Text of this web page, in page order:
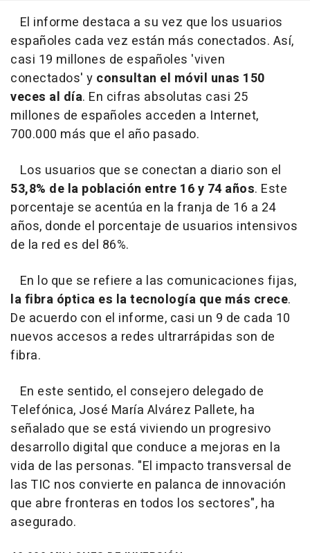
El informe destaca a su vez que los usuarios
españoles cada vez están más conectados. Así,
casi 19 millones de españoles 'viven
conectados' y consultan el móvil unas 150
veces al día. En cifras absolutas casi 25
millones de españoles acceden a Internet,
700.000 más que el año pasado.
Los usuarios que se conectan a diario son el
53,8% de la población entre 16 y 74 años. Este
porcentaje se acentúa en la franja de 16 a 24
años, donde el porcentaje de usuarios intensivos
de la red es del 86%.
En lo que se refiere a las comunicaciones fijas,
la fibra óptica es la tecnología que más crece.
De acuerdo con el informe, casi un 9 de cada 10
nuevos accesos a redes ultrarrápidas son de
fibra.
En este sentido, el consejero delegado de
Telefónica, José María Alvárez Pallete, ha
señalado que se está viviendo un progresivo
desarrollo digital que conduce a mejoras en la
vida de las personas. "El impacto transversal de
las TIC nos convierte en palanca de innovación
que abre fronteras en todos los sectores", ha
asegurado.